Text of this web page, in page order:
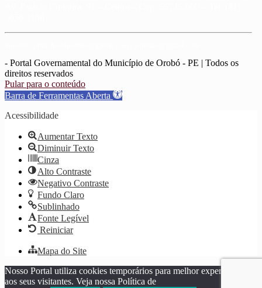
- Portal Governamental do Município de Orobó - PE | Todos os
direitos reservados
Pular para o conteúdo
Barra de Ferramentas Aberta
Acessibilidade
Aumentar Texto
Diminuir Texto
Cinza
Alto Contraste
Negativo Contraste
Fundo Claro
Sublinhado
Fonte Legível
Reiniciar
Mapa do Site
Nosso Portal utiliza cookies temporários para melhor experiência
aos seus visitantes. Veja nossa Política de